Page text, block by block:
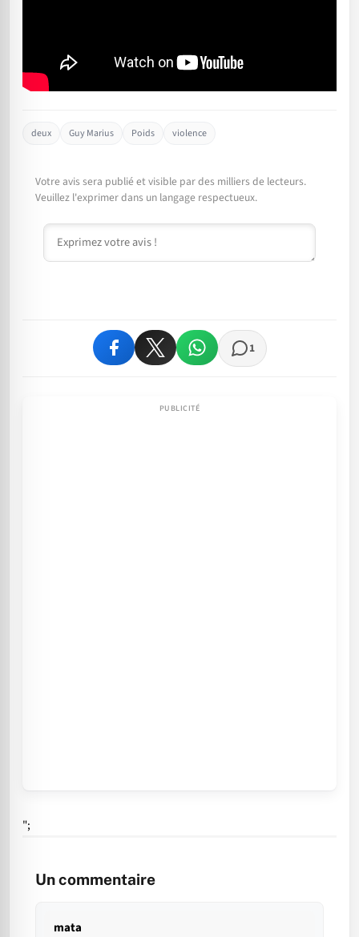
deux Guy Marius Poids violence
Votre avis sera publié et visible par des milliers de lecteurs.
Veuillez l'exprimer dans un langage respectueux.
Commentaire
1
";
Un commentaire
mata